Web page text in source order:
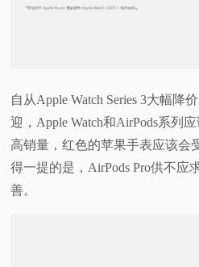
自从Apple Watch Series 3大幅降
迎，Apple Watch和AirPods系列
高销量，红色的苹果手表应该会
得一提的是，AirPods Pro供不应
善。